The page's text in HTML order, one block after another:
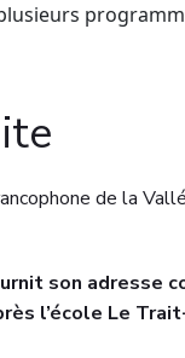
de la
son adresse
l’école Le